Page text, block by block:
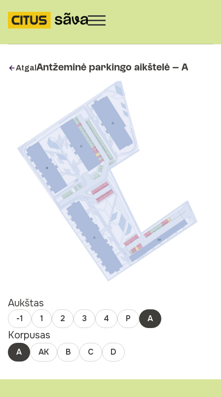
Atgal Antžeminė parkingo aikštelė – A
Aukštas
-1 1 2 3 4 P A
Korpusas
A AK B C D